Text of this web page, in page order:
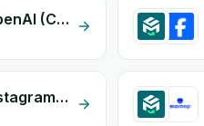
Mes Colis Express + OpenAI (ChatGPT)
Mes Colis Express + Instagram Comment